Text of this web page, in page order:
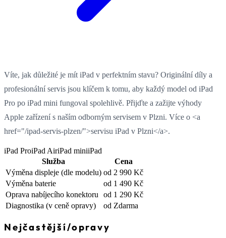
Víte, jak důležité je mít iPad v perfektním stavu? Originální díly a
profesionální servis jsou klíčem k tomu, aby každý model od iPad
Pro po iPad mini fungoval spolehlivě. Přijďte a zažijte výhody
Apple zařízení s naším odborným servisem v Plzni. Více o <a
href="/ipad-servis-plzen/">servisu iPad v Plzni</a>.
iPad ProiPad AiriPad miniiPad
Služba
Cena
Výměna displeje (dle modelu) od 2 990 Kč
Výměna baterie
od 1 490 Kč
Oprava nabíjecího konektoru
od 1 290 Kč
Diagnostika (v ceně opravy) od Zdarma
Nejčastější/opravy